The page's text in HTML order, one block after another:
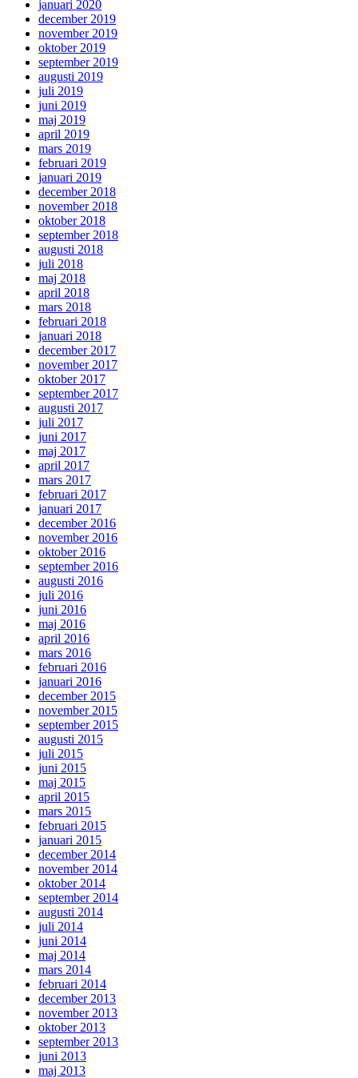
januari 2020
december 2019
november 2019
oktober 2019
september 2019
augusti 2019
juli 2019
juni 2019
maj 2019
april 2019
mars 2019
februari 2019
januari 2019
december 2018
november 2018
oktober 2018
september 2018
augusti 2018
juli 2018
maj 2018
april 2018
mars 2018
februari 2018
januari 2018
december 2017
november 2017
oktober 2017
september 2017
augusti 2017
juli 2017
juni 2017
maj 2017
april 2017
mars 2017
februari 2017
januari 2017
december 2016
november 2016
oktober 2016
september 2016
augusti 2016
juli 2016
juni 2016
maj 2016
april 2016
mars 2016
februari 2016
januari 2016
december 2015
november 2015
september 2015
augusti 2015
juli 2015
juni 2015
maj 2015
april 2015
mars 2015
februari 2015
januari 2015
december 2014
november 2014
oktober 2014
september 2014
augusti 2014
juli 2014
juni 2014
maj 2014
mars 2014
februari 2014
december 2013
november 2013
oktober 2013
september 2013
juni 2013
maj 2013